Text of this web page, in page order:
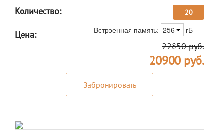
Количество: 20
Встроенная память: 256 гБ
Цена:
22850руб.
20900руб.
Забронировать